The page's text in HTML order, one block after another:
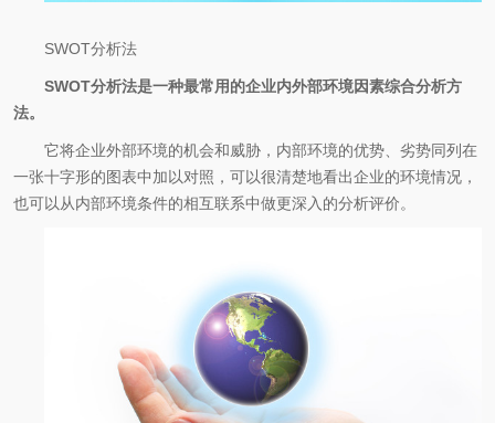
SWOT分析法
SWOT分析法是一种最常用的企业内外部环境因素综合分析方
法。
它将企业外部环境的机会和威胁，内部环境的优势、劣势同列在
一张十字形的图表中加以对照，可以很清楚地看出企业的环境情况，
也可以从内部环境条件的相互联系中做更深入的分析评价。